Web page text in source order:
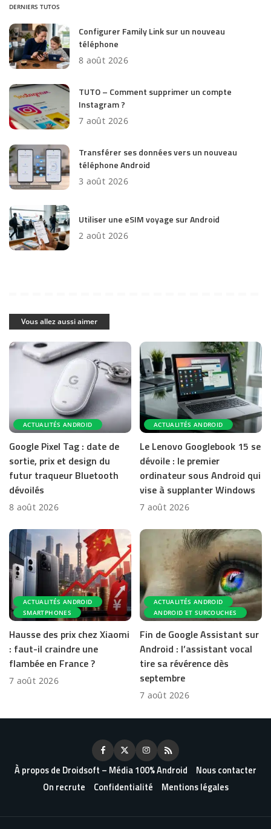
DERNIERS TUTOS
Configurer Family Link sur un nouveau
téléphone
8 août 2026
TUTO – Comment supprimer un compte
Instagram ?
7 août 2026
Transférer ses données vers un nouveau
téléphone Android
3 août 2026
Utiliser une eSIM voyage sur Android
2 août 2026
Vous allez aussi aimer
ACTUALITÉS ANDROID
Google Pixel Tag : date de
sortie, prix et design du
futur traqueur Bluetooth
dévoilés
8 août 2026
ACTUALITÉS ANDROID
Le Lenovo Googlebook 15 se
dévoile : le premier
ordinateur sous Android qui
vise à supplanter Windows
7 août 2026
ACTUALITÉS ANDROID
SMARTPHONES
Hausse des prix chez Xiaomi
: faut-il craindre une
flambée en France ?
7 août 2026
ACTUALITÉS ANDROID
ANDROID ET SURCOUCHES
Fin de Google Assistant sur
Android : l’assistant vocal
tire sa révérence dès
septembre
7 août 2026
À propos de Droidsoft – Média 100% Android
Nous contacter
On recrute
Confidentialité Mentions légales